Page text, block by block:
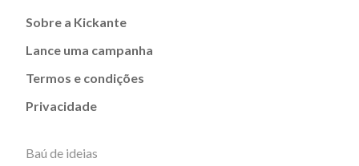
Sobre a Kickante
Lance uma campanha
Termos e condições
Privacidade
Baú de ideias